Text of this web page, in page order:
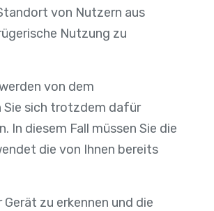
von Nutzern aus
Nutzung zu
von dem
Sie sich trotzdem dafür
In diesem Fall müssen Sie die
die von Ihnen bereits
zu erkennen und die